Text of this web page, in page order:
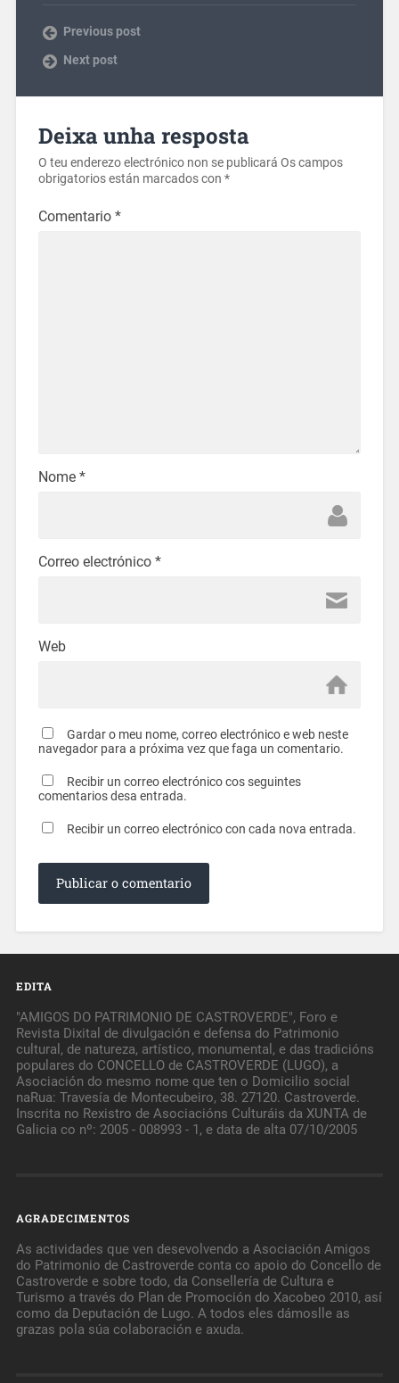
Previous post
Next post
Deixa unha resposta
O teu enderezo electrónico non se publicará Os campos
obrigatorios están marcados con *
Comentario *
Nome *
Correo electrónico *
Web
Gardar o meu nome, correo electrónico e web neste
navegador para a próxima vez que faga un comentario.
Recibir un correo electrónico cos seguintes
comentarios desa entrada.
Recibir un correo electrónico con cada nova entrada.
EDITA
"AMIGOS DO PATRIMONIO DE CASTROVERDE", Foro e
Revista Dixital de divulgación e defensa do Patrimonio
cultural, de natureza, artístico, monumental, e das tradicións
populares do CONCELLO de CASTROVERDE (LUGO), a
Asociación do mesmo nome que ten o Domicilio social
naRua: Travesía de Montecubeiro, 38. 27120. Castroverde.
Inscrita no Rexistro de Asociacións Culturáis da XUNTA de
Galicia co nº: 2005 - 008993 - 1, e data de alta 07/10/2005
AGRADECIMENTOS
As actividades que ven desevolvendo a Asociación Amigos
do Patrimonio de Castroverde conta co apoio do Concello de
Castroverde e sobre todo, da Consellería de Cultura e
Turismo a través do Plan de Promoción do Xacobeo 2010, así
como da Deputación de Lugo. A todos eles dámoslle as
grazas pola súa colaboración e axuda.